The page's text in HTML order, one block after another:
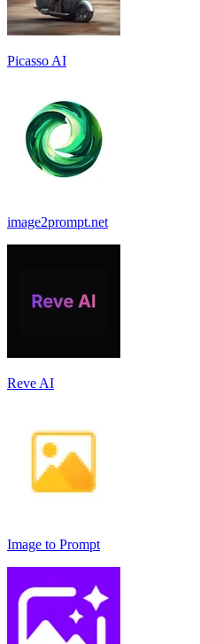
Picasso AI
image2prompt.net
Reve AI
Image to Prompt